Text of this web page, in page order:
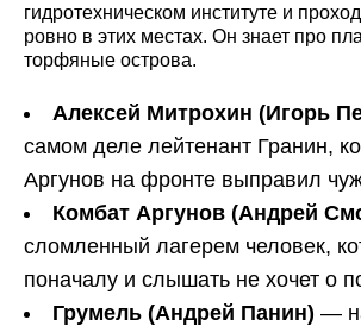
гидротехническом институте и
ровно в этих местах. Он знает про
торфяные острова.
Алексей Митрохин (Игорь
самом деле лейтенант Гранин,
Аргунов на фронте выправил
Комбат Аргунов (Андрей
сломленный лагерем человек,
поначалу и слышать не хочет о
Грумель (Андрей Панин) —